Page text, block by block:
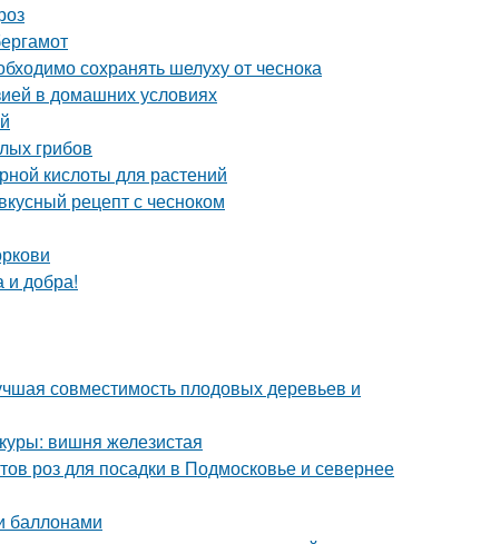
сохранять шелуху от чеснока
в домашних условиях
грибов
кислоты для растений
рецепт с чесноком
и добра!
совместимость плодовых деревьев и
вишня железистая
роз для посадки в Подмосковье и севернее
баллонами